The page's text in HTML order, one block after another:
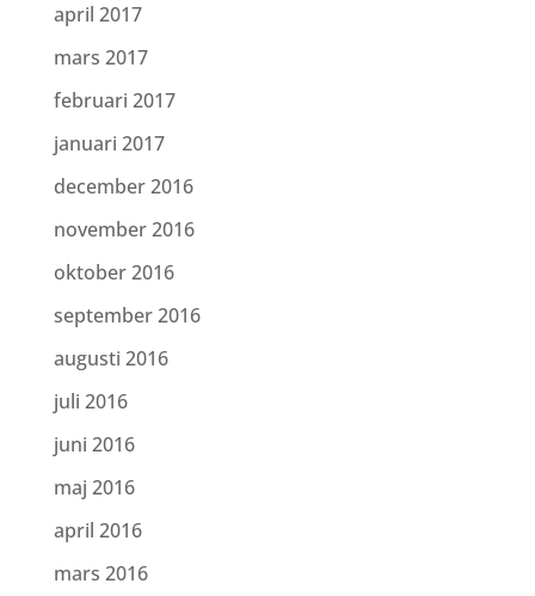
april 2017
mars 2017
februari 2017
januari 2017
december 2016
november 2016
oktober 2016
september 2016
augusti 2016
juli 2016
juni 2016
maj 2016
april 2016
mars 2016